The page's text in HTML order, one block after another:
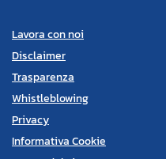
Lavora con noi
Disclaimer
Trasparenza
Whistleblowing
Privacy
Informativa Cookie